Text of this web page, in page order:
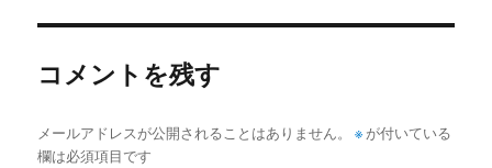
コメントを残す
メールアドレスが公開されることはありません。 ※ が付いている
欄は必須項目です